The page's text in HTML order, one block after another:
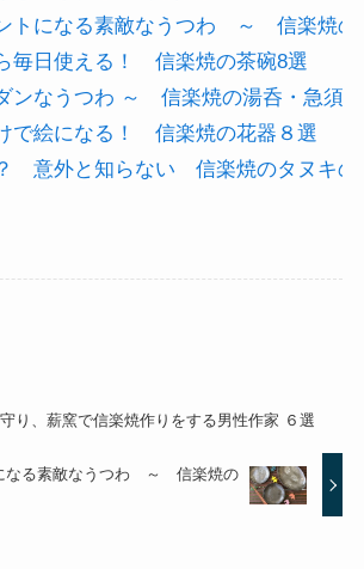
トになる素敵なうつわ　～　信楽焼
毎日使える！　信楽焼の茶碗8選
ンなうつわ ～　信楽焼の湯呑・急須
で絵になる！　信楽焼の花器８選
　意外と知らない　信楽焼のタヌキの
り、薪窯で信楽焼作りをする男性作家 ６選
なる素敵なうつわ ～ 信楽焼の